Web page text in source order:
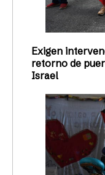
Exigen
retorno de
Israel